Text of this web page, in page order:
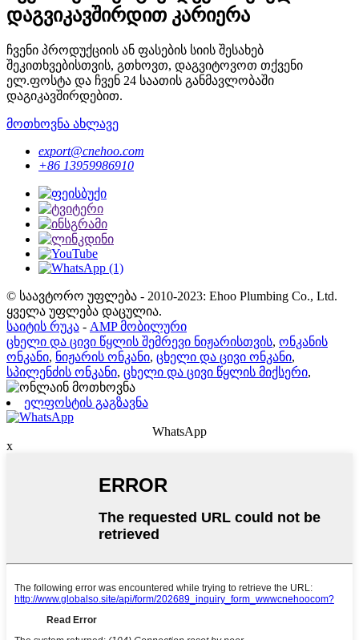
დაგვიკავშირდით კარიერა
ჩვენი პროდუქციის ან ფასების სიის შესახებ
შეკითხვებისთვის, გთხოვთ, დაგვიტოვოთ თქვენი
ელ.ფოსტა და ჩვენ 24 საათის განმავლობაში
დაგიკავშირდებით.
მოთხოვნა ახლავე
export@cnehoo.com
+86 13959986910
© საავტორო უფლება - 2010-2023: Ehoo Plumbing Co., Ltd.
ყველა უფლება დაცულია.
საიტის რუკა - AMP მობილური
ცხელი და ცივი წყლის შემრევი ნიჟარისთვის, ონკანის
ონკანი, ნიჟარის ონკანი, ცხელი და ცივი ონკანი,
სპილენძის ონკანი, ცხელი და ცივი წყლის მიქსერი,
ელფოსტის გაგზავნა
WhatsApp
x